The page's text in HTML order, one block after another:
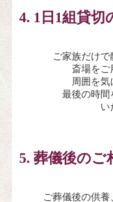
4. 1日1組貸切
ご家族だけ
斎場をご
周囲を気
最後の時間
い
5. 葬儀後のご
ご葬儀後の供